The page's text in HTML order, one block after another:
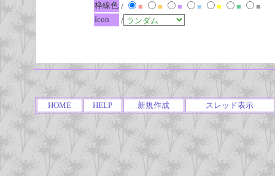
枠線色 / ■ ■ ■ ■ ■ ■
■
Icon
/
HOME HELP 新規作成 スレッド表示